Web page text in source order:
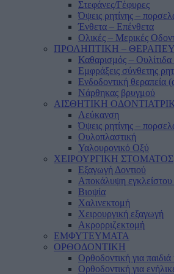
Στεφάνες/Γέφυρες
Όψεις ρητίνης –
Ένθετα – Επένθετα
Ολικές – Μερικές
ΠΡΟΛΗΠΤΙΚΗ –
Καθαρισμός –
Εμφράξεις σύνθετης
Ενδοδοντική θεραπεία
Νάρθηκας βρυγμού
ΑΙΣΘΗΤΙΚΗ
Λεύκανση
Όψεις ρητίνης –
Ουλοπλαστική
Υαλουρονικό Οξύ
ΧΕΙΡΟΥΡΓΙΚΗ ΣΤΟΜΑΤΟΣ
Εξαγωγή Δοντιού
Αποκάλυψη εγκλείστου
Βιοψία
Χαλινεκτομή
Χειρουργική εξαγωγή
Ακρορριζεκτομή
ΕΜΦΥΤΕΥΜΑΤΑ
ΟΡΘΟΔΟΝΤΙΚΗ
Ορθοδοντική για
Ορθοδοντική για